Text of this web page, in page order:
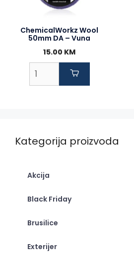
ChemicalWorkz Wool
50mm DA – Vuna
15.00 KM
Kategorija proizvoda
Akcija
Black Friday
Brusilice
Exterijer